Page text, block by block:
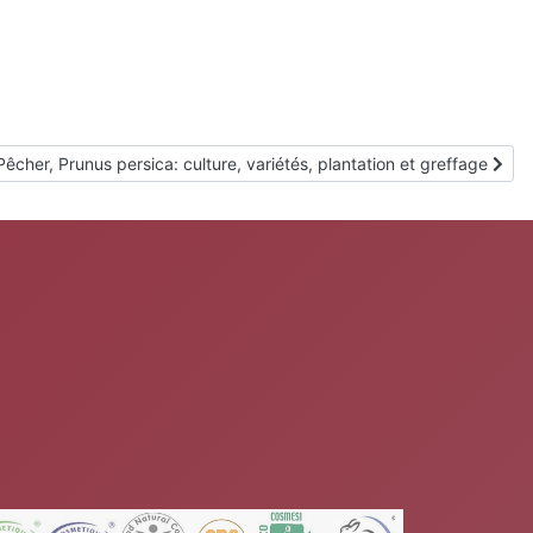
suivant : Pêcher, Prunus persica: culture, variétés, plantation
Prunus persica: culture, variétés, plantation et greffage